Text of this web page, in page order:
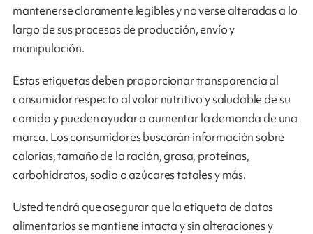
mantenerse claramente legibles y no verse alteradas a lo
largo de sus procesos de producción, envío y
manipulación.
Estas etiquetas deben proporcionar transparencia al
consumidor respecto al valor nutritivo y saludable de su
comida y pueden ayudar a aumentar la demanda de una
marca. Los consumidores buscarán información sobre
calorías, tamaño de la ración, grasa, proteínas,
carbohidratos, sodio o azúcares totales y más.
Usted tendrá que asegurar que la etiqueta de datos
alimentarios se mantiene intacta y sin alteraciones y